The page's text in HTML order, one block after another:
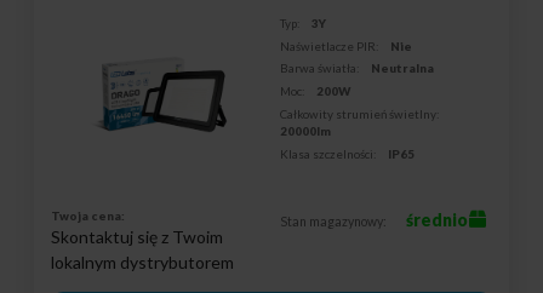
Typ:
3Y
Naświetlacze PIR:
Nie
Barwa światła:
Neutralna
Moc:
200W
Całkowity strumień świetlny:
20000lm
Klasa szczelności:
IP65
Twoja cena:
Skontaktuj się z Twoim
lokalnym dystrybutorem
Stan magazynowy: średnio